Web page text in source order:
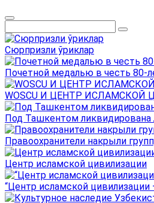
Сюрпризли ўриклар
Почетной медалью в честь 80-
WOSCU И ЦЕНТР
Под Ташкентом ликвидирована
Правоохранители накрыли
Центр исламской цивилизации
“Центр исламской цивилизации